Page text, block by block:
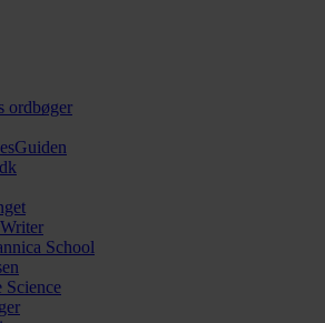
ordbøger
School
Science